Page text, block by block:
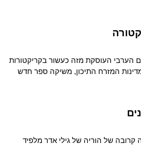
הערבי העוסקת מזה כעשור בקריקטורות
המזרח התיכון, משיקה ספר חדש
קרובה של הוריה של גילי אדר מלפיד